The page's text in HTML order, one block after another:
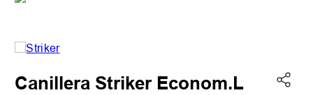
Canillera Striker Econom.L